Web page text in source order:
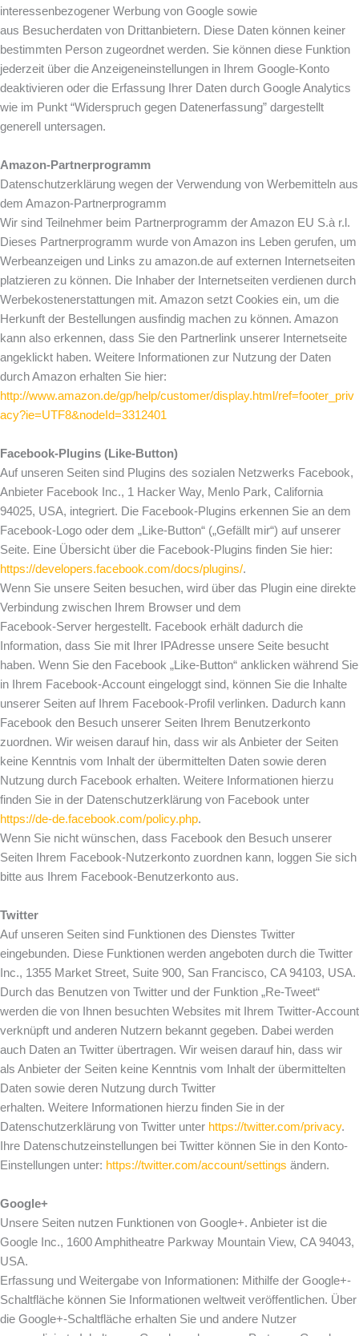
interessenbezogener Werbung von Google sowie
aus Besucherdaten von Drittanbietern. Diese Daten können keiner
bestimmten Person zugeordnet werden. Sie können diese Funktion
jederzeit über die Anzeigeneinstellungen in Ihrem Google-Konto
deaktivieren oder die Erfassung Ihrer Daten durch Google Analytics
wie im Punkt “Widerspruch gegen Datenerfassung” dargestellt
generell untersagen.
Amazon-Partnerprogramm
Datenschutzerklärung wegen der Verwendung von Werbemitteln aus
dem Amazon-Partnerprogramm
Wir sind Teilnehmer beim Partnerprogramm der Amazon EU S.à r.l.
Dieses Partnerprogramm wurde von Amazon ins Leben gerufen, um
Werbeanzeigen und Links zu amazon.de auf externen Internetseiten
platzieren zu können. Die Inhaber der Internetseiten verdienen durch
Werbekostenerstattungen mit. Amazon setzt Cookies ein, um die
Herkunft der Bestellungen ausfindig machen zu können. Amazon
kann also erkennen, dass Sie den Partnerlink unserer Internetseite
angeklickt haben. Weitere Informationen zur Nutzung der Daten
durch Amazon erhalten Sie hier:
http://www.amazon.de/gp/help/customer/display.html/ref=footer_priv
acy?ie=UTF8&nodeId=3312401
Facebook-Plugins (Like-Button)
Auf unseren Seiten sind Plugins des sozialen Netzwerks Facebook,
Anbieter Facebook Inc., 1 Hacker Way, Menlo Park, California
94025, USA, integriert. Die Facebook-Plugins erkennen Sie an dem
Facebook-Logo oder dem „Like-Button“ („Gefällt mir“) auf unserer
Seite. Eine Übersicht über die Facebook-Plugins finden Sie hier:
https://developers.facebook.com/docs/plugins/.
Wenn Sie unsere Seiten besuchen, wird über das Plugin eine direkte
Verbindung zwischen Ihrem Browser und dem
Facebook-Server hergestellt. Facebook erhält dadurch die
Information, dass Sie mit Ihrer IPAdresse unsere Seite besucht
haben. Wenn Sie den Facebook „Like-Button“ anklicken während Sie
in Ihrem Facebook-Account eingeloggt sind, können Sie die Inhalte
unserer Seiten auf Ihrem Facebook-Profil verlinken. Dadurch kann
Facebook den Besuch unserer Seiten Ihrem Benutzerkonto
zuordnen. Wir weisen darauf hin, dass wir als Anbieter der Seiten
keine Kenntnis vom Inhalt der übermittelten Daten sowie deren
Nutzung durch Facebook erhalten. Weitere Informationen hierzu
finden Sie in der Datenschutzerklärung von Facebook unter
https://de-de.facebook.com/policy.php.
Wenn Sie nicht wünschen, dass Facebook den Besuch unserer
Seiten Ihrem Facebook-Nutzerkonto zuordnen kann, loggen Sie sich
bitte aus Ihrem Facebook-Benutzerkonto aus.
Twitter
Auf unseren Seiten sind Funktionen des Dienstes Twitter
eingebunden. Diese Funktionen werden angeboten durch die Twitter
Inc., 1355 Market Street, Suite 900, San Francisco, CA 94103, USA.
Durch das Benutzen von Twitter und der Funktion „Re-Tweet“
werden die von Ihnen besuchten Websites mit Ihrem Twitter-Account
verknüpft und anderen Nutzern bekannt gegeben. Dabei werden
auch Daten an Twitter übertragen. Wir weisen darauf hin, dass wir
als Anbieter der Seiten keine Kenntnis vom Inhalt der übermittelten
Daten sowie deren Nutzung durch Twitter
erhalten. Weitere Informationen hierzu finden Sie in der
Datenschutzerklärung von Twitter unter https://twitter.com/privacy.
Ihre Datenschutzeinstellungen bei Twitter können Sie in den Konto-
Einstellungen unter: https://twitter.com/account/settings ändern.
Google+
Unsere Seiten nutzen Funktionen von Google+. Anbieter ist die
Google Inc., 1600 Amphitheatre Parkway Mountain View, CA 94043,
USA.
Erfassung und Weitergabe von Informationen: Mithilfe der Google+-
Schaltfläche können Sie Informationen weltweit veröffentlichen. Über
die Google+-Schaltfläche erhalten Sie und andere Nutzer